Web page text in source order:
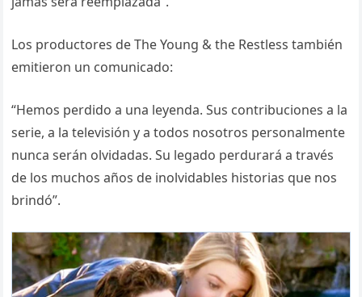
Los productores de The Young & the Restless también
emitieron un comunicado:
“Hemos perdido a una leyenda. Sus contribuciones a la
serie, a la televisión y a todos nosotros personalmente
nunca serán olvidadas. Su legado perdurará a través
de los muchos años de inolvidables historias que nos
brindó”.